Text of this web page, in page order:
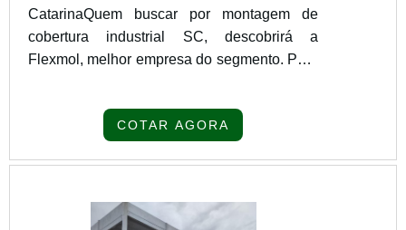
CatarinaQuem buscar por montagem de
cobertura industrial SC, descobrirá a
Flexmol, melhor empresa do segmento. Para
organização que se destaque por um bom
INDUSTRIAL SCQuem precisa de
COTAR AGORA